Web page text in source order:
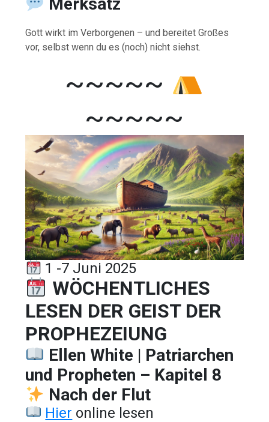
Gott wirkt im Verborgenen – und bereitet Großes
vor, selbst wenn du es (noch) nicht siehst.
~~~~~
~~~~~
1 -7 Juni 2025
WÖCHENTLICHES
LESEN DER GEIST DER
PROPHEZEIUNG
Ellen White | Patriarchen
und Propheten – Kapitel 8
Nach der Flut
Hier online lesen